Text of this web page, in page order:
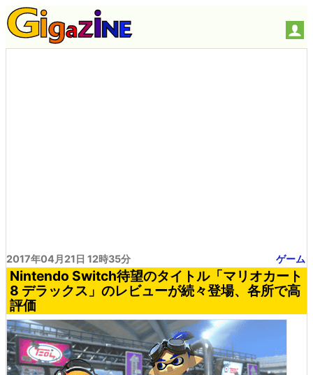
2017年04月21日 12時35分 ゲーム
Nintendo Switch待望のタイトル「マリオカート
8 デラックス」のレビューが続々登場、各所で高
評価